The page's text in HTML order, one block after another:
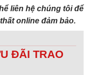
liên hệ chúng tôi để
online đảm bảo.
ĐÃI TRAO